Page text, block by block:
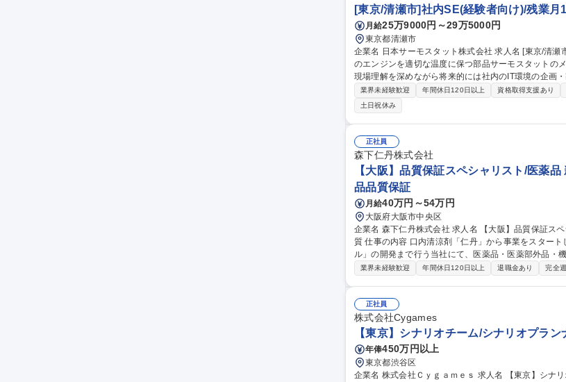
[東京/清瀬市]社内SE(経験者向け)/残業
月給25万9000円～29万5000円
東京都清瀬市
企業名 日本サーモスタット株式会社 求人名 [東京/清瀬市]社内SE(経験者向け)/残業月10時間 仕事の内容 【自動車
のエンジンを適切な温度に保つ部品サーモスタットの
現場理解を深めながら将来的には社内のIT環境の企画・改善業務に携わ
PC・IT機器のセットアップ/管理(キッティング)、社
(業務ツール等) 、業務運用サポート 、社内IT講習の実
築・運用 (基幹システム・仮想環境等)、業務効率化ツ
等)、ITイ
業界未経験歓迎 年間休日120日以上 資格取得支援あり
土日祝休み
正社員
森下仁丹株式会社
【大阪】品質保証スペシャリスト/医薬
品品質保証
月給40万円～54万円
大阪府大阪市中央区
企業名 森下仁丹株式会社 求人名 【大阪】品質保証スペシャリスト/医薬品★新商品を開発し続けるベンチャー気
質 仕事の内容 口内清涼剤「仁丹」から事業をスタートし、今では各種医薬品・健康食品から「シームレスカプセ
ル」の開発まで行う当社にて、医薬品・医薬部外品・
す。 (1)医薬品等製造販売業におけるGQP関連業務 (2)国内外、医薬品等製造所への管理、監督(委託工場の監査、
性表示食品、食品等)について、品質に問題がないこ
ュー審査業務) 監査対応：(社内)7件/年程度、(社外)10件/年程
阪】品質保証スペシャリスト/医薬品★新商品を開発し
業界未経験歓迎 年間休日120日以上 退職金あり 完全
正社員
株式会社Cygames
【東京】シナリオチーム/シナリオプラ
年俸450万円以上
東京都渋谷区
企業名 株式会社Ｃｙｇａｍｅｓ 求人名 【東京】シナリオチーム／シナリオプランナー／東京 仕事の内容 シナリ